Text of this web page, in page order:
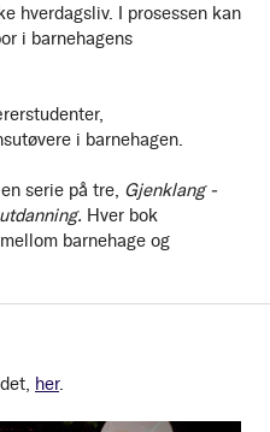
her.
hverdagsliv. I prosessen kan
i barnehagens
i barnehagen.
serie på tre, Gjenklang -
Hver bok
barnehage og